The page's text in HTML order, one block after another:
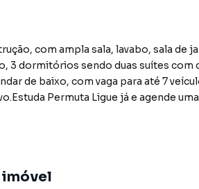
com ampla sala, lavabo, sala de
3 dormitórios sendo duas suítes com
de baixo, com vaga para até 7
Permuta Ligue já e agende
a disponibilidade. Reservamos o